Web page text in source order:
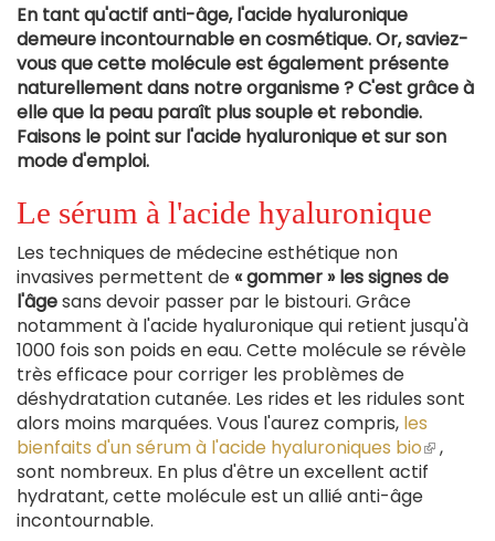
En tant qu'actif anti-âge, l'acide hyaluronique
demeure incontournable en cosmétique. Or, saviez-
vous que cette molécule est également présente
naturellement dans notre organisme ? C'est grâce à
elle que la peau paraît plus souple et rebondie.
Faisons le point sur l'acide hyaluronique et sur son
mode d'emploi.
Le sérum à l'acide hyaluronique
Les techniques de médecine esthétique non
invasives permettent de« gommer » les signes de
l'âgesans devoir passer par le bistouri. Grâce
notamment à l'acide hyaluronique qui retient jusqu'à
1000 fois son poids en eau. Cette molécule se révèle
très efficace pour corriger les problèmes de
déshydratation cutanée. Les rides et les ridules sont
alors moins marquées. Vous l'aurez compris, les
bienfaits d'un sérum à l'acide hyaluroniques bio(le
lien
est
,
sont nombreux. En plus d'être un excellent actif
hydratant, cette molécule est un allié anti-âge
incontournable.